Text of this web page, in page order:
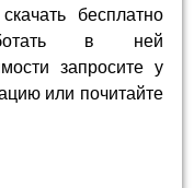
бесплатно
в ней
запросите у
или почитайте